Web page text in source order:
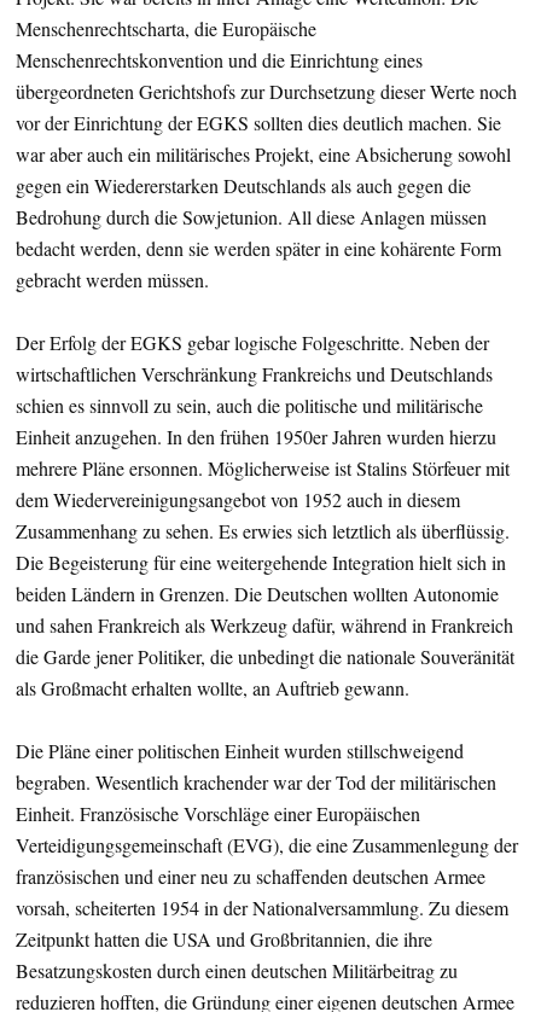
Menschenrechtscharta, die Europäische
Menschenrechtskonvention und die Einrichtung eines
übergeordneten Gerichtshofs zur Durchsetzung dieser Werte noch
vor der Einrichtung der EGKS sollten dies deutlich machen. Sie
war aber auch ein militärisches Projekt, eine Absicherung sowohl
gegen ein Wiedererstarken Deutschlands als auch gegen die
Bedrohung durch die Sowjetunion. All diese Anlagen müssen
bedacht werden, denn sie werden später in eine kohärente Form
gebracht werden müssen.
Der Erfolg der EGKS gebar logische Folgeschritte. Neben der
wirtschaftlichen Verschränkung Frankreichs und Deutschlands
schien es sinnvoll zu sein, auch die politische und militärische
Einheit anzugehen. In den frühen 1950er Jahren wurden hierzu
mehrere Pläne ersonnen. Möglicherweise ist Stalins Störfeuer mit
dem Wiedervereinigungsangebot von 1952 auch in diesem
Zusammenhang zu sehen. Es erwies sich letztlich als überflüssig.
Die Begeisterung für eine weitergehende Integration hielt sich in
beiden Ländern in Grenzen. Die Deutschen wollten Autonomie
und sahen Frankreich als Werkzeug dafür, während in Frankreich
die Garde jener Politiker, die unbedingt die nationale Souveränität
als Großmacht erhalten wollte, an Auftrieb gewann.
Die Pläne einer politischen Einheit wurden stillschweigend
begraben. Wesentlich krachender war der Tod der militärischen
Einheit. Französische Vorschläge einer Europäischen
Verteidigungsgemeinschaft (EVG), die eine Zusammenlegung der
französischen und einer neu zu schaffenden deutschen Armee
vorsah, scheiterten 1954 in der Nationalversammlung. Zu diesem
Zeitpunkt hatten die USA und Großbritannien, die ihre
Besatzungskosten durch einen deutschen Militärbeitrag zu
reduzieren hofften, die Gründung einer eigenen deutschen Armee